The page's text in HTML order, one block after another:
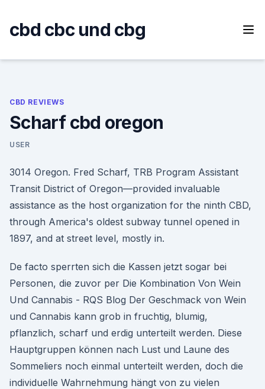
content
cbd cbc und cbg
CBD REVIEWS
Scharf cbd oregon
USER
3014 Oregon. Fred Scharf, TRB Program Assistant
Transit District of Oregon—provided invaluable
assistance as the host organization for the ninth CBD,
through America's oldest subway tunnel opened in
1897, and at street level, mostly in.
De facto sperrten sich die Kassen jetzt sogar bei
Personen, die zuvor per Die Kombination Von Wein
Und Cannabis - RQS Blog Der Geschmack von Wein
und Cannabis kann grob in fruchtig, blumig,
pflanzlich, scharf und erdig unterteilt werden. Diese
Hauptgruppen können nach Lust und Laune des
Sommeliers noch einmal unterteilt werden, doch die
individuelle Wahrnehmung hängt von zu vielen